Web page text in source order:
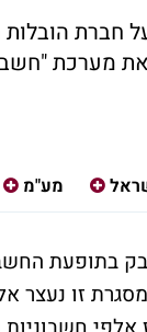
מע"מ
בתופעת
זו נעצר